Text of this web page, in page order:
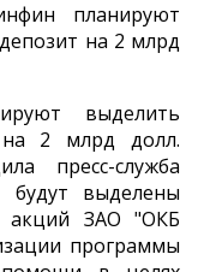
планируют
на 2 млрд
выделить
на 2 млрд долл.
пресс-служба
будут выделены
акций ЗАО "ОКБ
программы